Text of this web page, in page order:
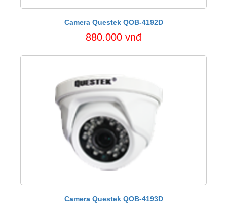
Camera Questek QOB-4192D
880.000 vnđ
Camera Questek QOB-4193D